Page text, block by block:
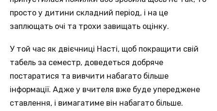
просто у дитини складний період, і на це
заплющать очі та трохи завищать оцінку.
У той час як двієчниці Насті, щоб покращити свій
табель за семестр, доведеться добряче
постаратися та вивчити набагато більше
інформації. Адже у вчителя вже буде упереджене
ставлення, і вимагатиме він набагато більше.